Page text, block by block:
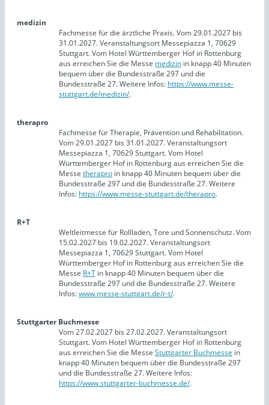
medizin
Fachmesse für die ärztliche Praxis. Vom 29.01.2027 bis
31.01.2027. Veranstaltungsort Messepiazza 1, 70629
Stuttgart. Vom Hotel Württemberger Hof in Rottenburg
aus erreichen Sie die Messe medizin in knapp 40 Minuten
bequem über die Bundesstraße 297 und die
Bundesstraße 27. Weitere Infos: https://www.messe-
stuttgart.de/medizin/.
therapro
Fachmesse für Therapie, Prävention und Rehabilitation.
Vom 29.01.2027 bis 31.01.2027. Veranstaltungsort
Messepiazza 1, 70629 Stuttgart. Vom Hotel
Württemberger Hof in Rottenburg aus erreichen Sie die
Messe therapro in knapp 40 Minuten bequem über die
Bundesstraße 297 und die Bundesstraße 27. Weitere
Infos: https://www.messe-stuttgart.de/therapro.
R+T
Weltleitmesse für Rollladen, Tore und Sonnenschutz. Vom
15.02.2027 bis 19.02.2027. Veranstaltungsort
Messepiazza 1, 70629 Stuttgart. Vom Hotel
Württemberger Hof in Rottenburg aus erreichen Sie die
Messe R+T in knapp 40 Minuten bequem über die
Bundesstraße 297 und die Bundesstraße 27. Weitere
Infos:www.messe-stuttgart.de/r-t/.
Stuttgarter Buchmesse
Vom 27.02.2027 bis 27.02.2027. Veranstaltungsort
Stuttgart. Vom Hotel Württemberger Hof in Rottenburg
aus erreichen Sie die Messe Stuttgarter Buchmesse in
knapp 40 Minuten bequem über die Bundesstraße 297
und die Bundesstraße 27. Weitere Infos:
https://www.stuttgarter-buchmesse.de/.